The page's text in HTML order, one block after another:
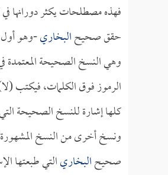
فهذه مصطلحات يكثر دورانها في
حقق صحيحالبخاري-وهو أول
وهي النسخ الصحيحة المعتمدة
الرموز فوق الكلمات، فيكتب
كلها إشارة للنسخ الصحيحة
ونسخ أخرى من النسخ
صحيحالبخاريالتي طبعتها